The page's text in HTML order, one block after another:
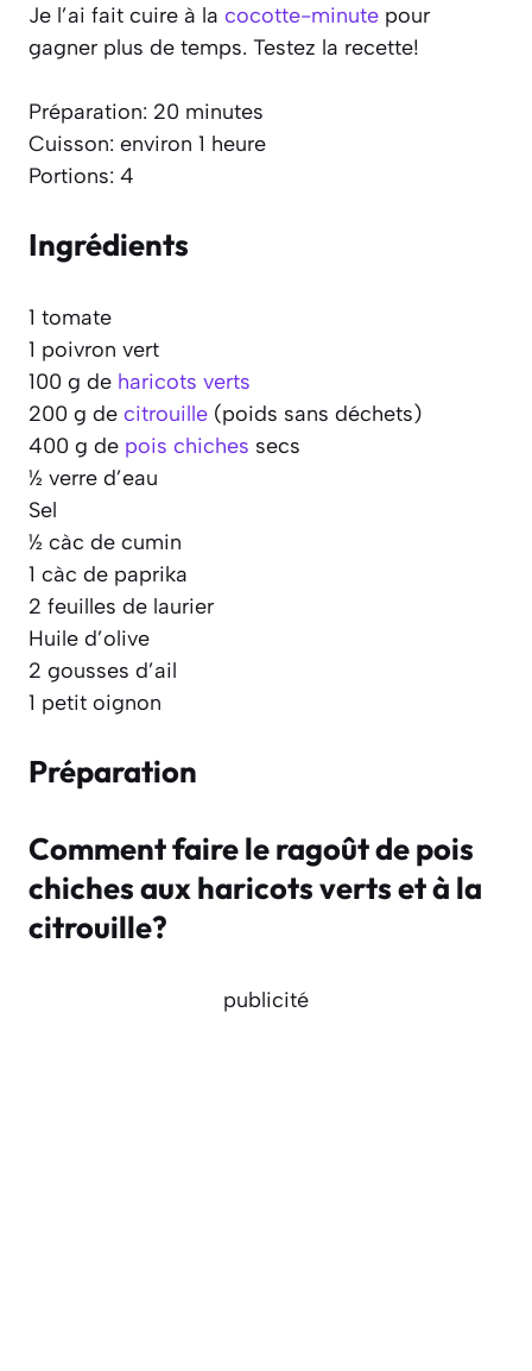
Je l’ai fait cuire à la cocotte-minute pour
gagner plus de temps. Testez la recette!
Préparation: 20 minutes
Cuisson: environ 1 heure
Portions: 4
Ingrédients
1 tomate
1 poivron vert
100 g de haricots verts
200 g de citrouille (poids sans déchets)
400 g de pois chiches secs
½ verre d’eau
Sel
½ càc de cumin
1 càc de paprika
2 feuilles de laurier
Huile d’olive
2 gousses d’ail
1 petit oignon
Préparation
Comment faire le ragoût de pois
chiches aux haricots verts et à la
citrouille?
publicité